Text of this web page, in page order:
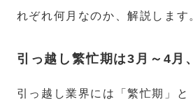
れぞれ何月なのか、解説します
引っ越し繁忙期は3月～4月
引っ越し業界には「繁忙期」と